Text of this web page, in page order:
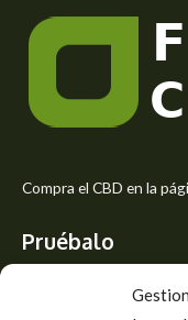
s
e
Compra el CBD en la
Pruébalo
Siente el mejor aroma